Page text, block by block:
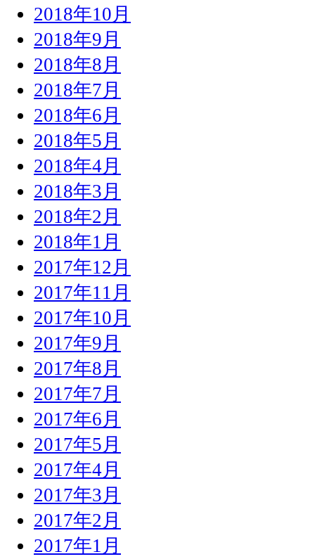
2018年10月
2018年9月
2018年8月
2018年7月
2018年6月
2018年5月
2018年4月
2018年3月
2018年2月
2018年1月
2017年12月
2017年11月
2017年10月
2017年9月
2017年8月
2017年7月
2017年6月
2017年5月
2017年4月
2017年3月
2017年2月
2017年1月